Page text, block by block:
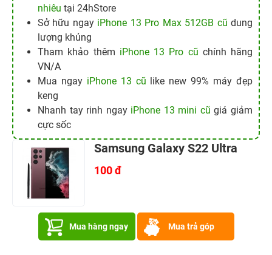
nhiêu tại 24hStore
Sở hữu ngay iPhone 13 Pro Max 512GB cũ dung
lượng khủng
Tham khảo thêm iPhone 13 Pro cũ chính hãng
VN/A
Mua ngay iPhone 13 cũ like new 99% máy đẹp
keng
Nhanh tay rinh ngay iPhone 13 mini cũ giá giảm
cực sốc
Samsung Galaxy S22 Ultra
100 đ
Mua hàng ngay Mua trả góp